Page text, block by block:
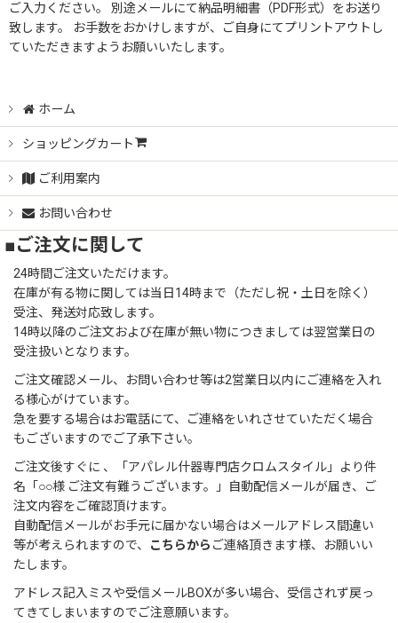
ご入力ください。 別途メールにて納品明細書（PDF形式）をお送り
致します。 お手数をおかけしますが、ご自身にてプリントアウトし
ていただきますようお願いいたします。
ホーム
ショッピングカート
ご利用案内
お問い合わせ
■ご注文に関して
24時間ご注文いただけます。
在庫が有る物に関しては当日14時まで（ただし祝・土日を除く）
受注、発送対応致します。
14時以降のご注文および在庫が無い物につきましては翌営業日の
受注扱いとなります。
ご注文確認メール、お問い合わせ等は2営業日以内にご連絡を入れ
る様心がけています。
急を要する場合はお電話にて、ご連絡をいれさせていただく場合
もございますのでご了承下さい。
ご注文後すぐに 、「アパレル什器専門店クロムスタイル」より件
名「○○様 ご注文有難うございます。」自動配信メールが届き、ご
注文内容をご確認頂けます。
自動配信メールがお手元に届かない場合はメールアドレス間違い
等が考えられますので、
こちらから ご連絡頂きます様、お願いい
たします。
アドレス記入ミスや受信メールBOXが多い場合、受信されず戻っ
てきてしまいますのでご注意願います。